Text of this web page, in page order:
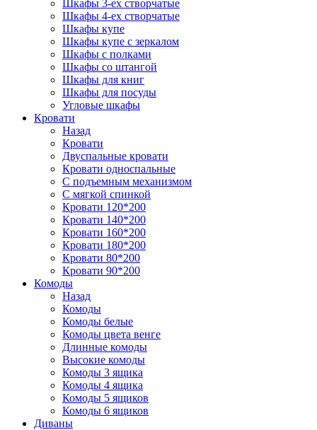
Шкафы 3-ех створчатые
Шкафы 4-ех створчатые
Шкафы купе
Шкафы купе с зеркалом
Шкафы с полками
Шкафы со штангой
Шкафы для книг
Шкафы для посуды
Угловые шкафы
Кровати
Назад
Кровати
Двуспальные кровати
Кровати односпальные
С подъемным механизмом
С мягкой спинкой
Кровати 120*200
Кровати 140*200
Кровати 160*200
Кровати 180*200
Кровати 80*200
Кровати 90*200
Комоды
Назад
Комоды
Комоды белые
Комоды цвета венге
Длинные комоды
Высокие комоды
Комоды 3 ящика
Комоды 4 ящика
Комоды 5 ящиков
Комоды 6 ящиков
Диваны